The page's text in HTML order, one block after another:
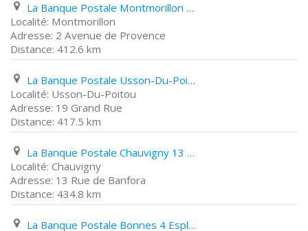
La Banque Postale Montmorillon 2 Avenue de Provence
Montmorillon
2 Avenue de Provence
412.6 km
La Banque Postale Usson-Du-Poitou 19 Grand Rue
Usson-Du-Poitou
19 Grand Rue
417.5 km
La Banque Postale Chauvigny 13 Rue de Banfora
Chauvigny
13 Rue de Banfora
434.8 km
La Banque Postale Bonnes 4 Esplanade des Fêtes